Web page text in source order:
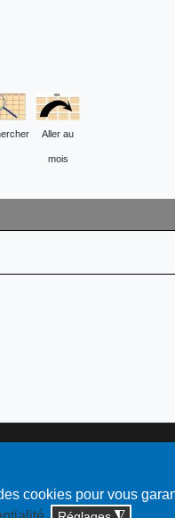
cookies pour vous
Aller au
mois